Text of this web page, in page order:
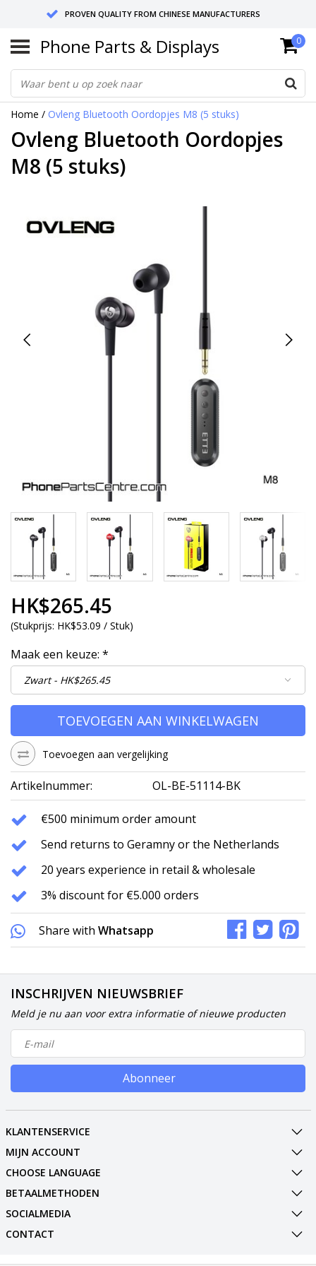
PROVEN QUALITY FROM CHINESE MANUFACTURERS
SEND RETURNS TO GERMANY OR NETHERLANDS
10 DAY SHIPPING
Phone Parts & Displays 0
Home / Ovleng Bluetooth Oordopjes M8 (5 stuks)
Ovleng Bluetooth Oordopjes
M8 (5 stuks)
HK$265.45
(Stukprijs: HK$53.09 / Stuk)
Maak een keuze: *
TOEVOEGEN AAN WINKELWAGEN
Toevoegen aan vergelijking
Artikelnummer: OL-BE-51114-BK
€500 minimum order amount
Send returns to Geramny or the Netherlands
20 years experience in retail & wholesale
3% discount for €5.000 orders
Share with Whatsapp
INSCHRIJVEN NIEUWSBRIEF
Meld je nu aan voor extra informatie of nieuwe producten
Abonneer
KLANTENSERVICE
MIJN ACCOUNT
CHOOSE LANGUAGE
BETAALMETHODEN
SOCIALMEDIA
CONTACT